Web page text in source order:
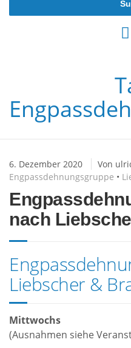
6. Dezember 2020 Von
Engpassdehnungsgruppe •
nach
Liebscher &
Mittwochs
(Ausnahmen siehe